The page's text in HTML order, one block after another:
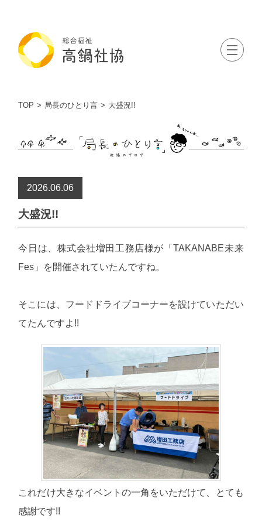
TOP 局長のひとり言 大盛況!!
2026.06.06
大盛況!!
今日は、株式会社増田工務店様が「TAKANABE未来
Fes」を開催されていたんですね。
そこには、フードドライブコーナーを設けていただい
てたんですよ!!
これだけ大きなイベントの一角をいただけて、とても
感謝です!!